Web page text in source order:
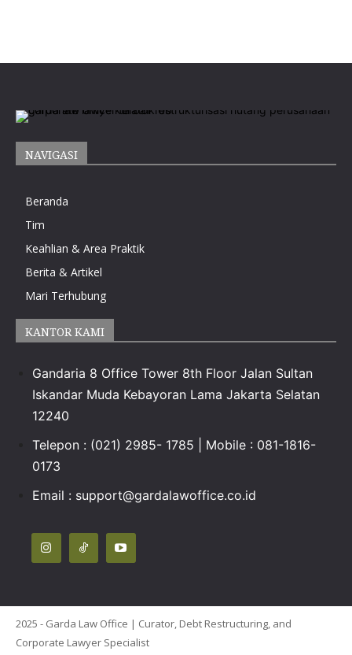
NAVIGASI
Beranda
Tim
Keahlian & Area Praktik
Berita & Artikel
Mari Terhubung
KANTOR KAMI
Gandaria 8 Office Tower 8th Floor Jalan Sultan
Iskandar Muda Kebayoran Lama Jakarta Selatan
12240
Telepon : (021) 2985- 1785 | Mobile : 081-1816-
0173
Email : support@gardalawoffice.co.id
2025 - Garda Law Office | Curator, Debt Restructuring, and
Corporate Lawyer Specialist